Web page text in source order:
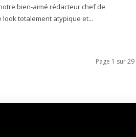
bien-aimé rédacteur chef de
totalement atypique et...
Page 1 sur 29